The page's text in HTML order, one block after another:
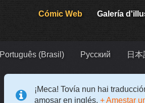
Cómic Web Galería
Português (Brasil) Русский 日本
¡Meca! Tovía nun hai
amosar en inglés. + Amestar